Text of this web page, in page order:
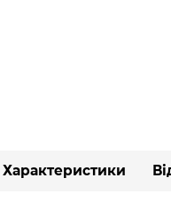
Характеристики